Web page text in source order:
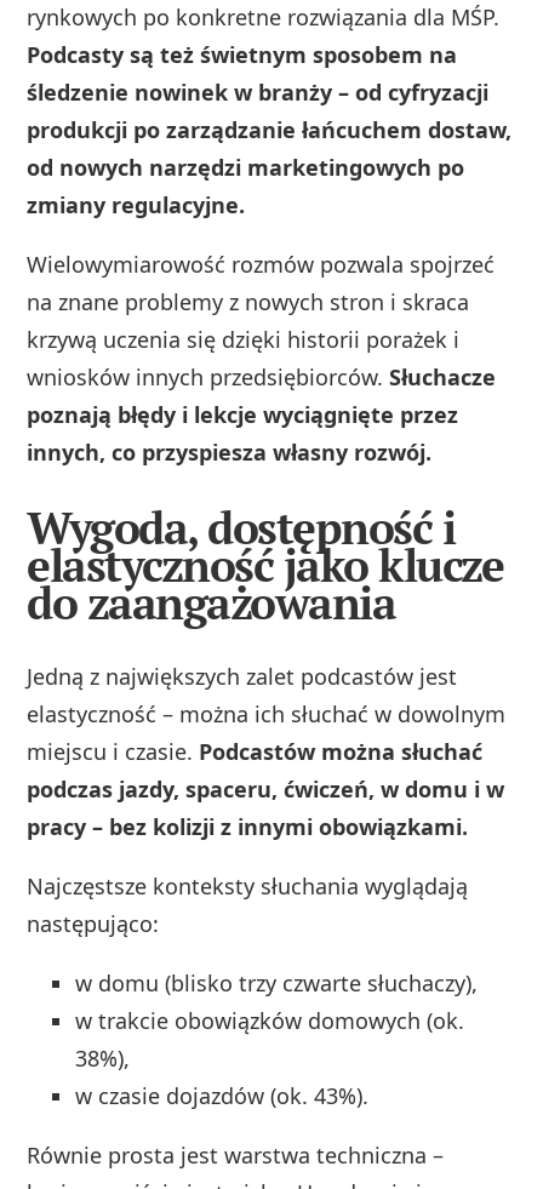
rynkowych po konkretne rozwiązania dla MŚP.
Podcasty są też świetnym sposobem na
śledzenie nowinek w branży – od cyfryzacji
produkcji po zarządzanie łańcuchem dostaw,
od nowych narzędzi marketingowych po
zmiany regulacyjne.
Wielowymiarowość rozmów pozwala spojrzeć
na znane problemy z nowych stron i skraca
krzywą uczenia się dzięki historii porażek i
wniosków innych przedsiębiorców.Słuchacze
poznają błędy i lekcje wyciągnięte przez
innych, co przyspiesza własny rozwój.
Wygoda, dostępność i
elastyczność jako klucze
do zaangażowania
Jedną z największych zalet podcastów jest
elastyczność – można ich słuchać w dowolnym
miejscu i czasie. Podcastów można słuchać
podczas jazdy, spaceru, ćwiczeń, w domu i w
pracy – bez kolizji z innymi obowiązkami.
Najczęstsze konteksty słuchania wyglądają
następująco:
w domu (blisko trzy czwarte słuchaczy),
w trakcie obowiązków domowych (ok.
38%),
w czasie dojazdów (ok. 43%).
Równie prosta jest warstwa techniczna –